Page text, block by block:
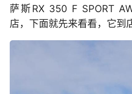
萨斯RX 350 F SPORT
店，下面就先来看看，它到